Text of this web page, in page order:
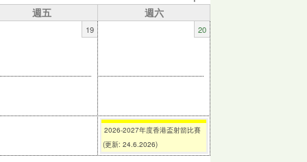
週五
週六
19 20
2026-2027年度香港盃射箭比賽
(更新: 24.6.2026)